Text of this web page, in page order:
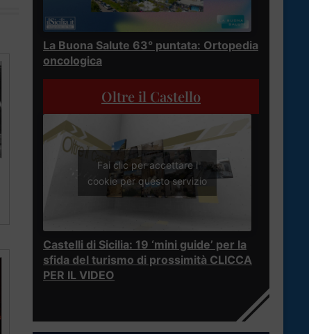
La Buona Salute 63° puntata: Ortopedia
oncologica
Oltre il Castello
Fai clic per accettare i
cookie per questo servizio
Castelli di Sicilia: 19 ‘mini guide’ per la
sfida del turismo di prossimità CLICCA
PER IL VIDEO